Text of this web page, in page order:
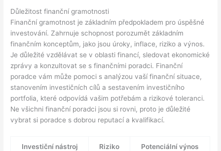
Důležitost finanční gramotnosti
Finanční gramotnost je základním předpokladem pro úspěšné
investování. Zahrnuje schopnost porozumět základním
finančním konceptům, jako jsou úroky, inflace, riziko a výnos.
Je důležité vzdělávat se v oblasti financí, sledovat ekonomické
zprávy a konzultovat se s finančními poradci. Finanční
poradce vám může pomoci s analýzou vaší finanční situace,
stanovením investičních cílů a sestavením investičního
portfolia, které odpovídá vašim potřebám a rizikové toleranci.
Ne všichni finanční poradci jsou si rovni, proto je důležité
vybrat si poradce s dobrou reputací a kvalifikací.
Investiční nástroj Riziko Potenciální výnos